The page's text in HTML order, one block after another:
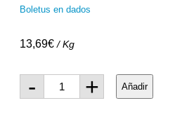
Boletus en dados
13,69€ / Kg
- + Añadir